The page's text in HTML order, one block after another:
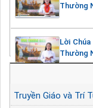
Thường
Lời
Thường
Truyền Giáo và Trí